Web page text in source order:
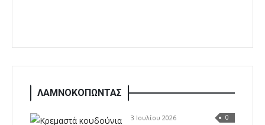
ΛΑΜΝΟΚΟΠΩΝΤΑΣ
3 Ιουλίου 2026 0